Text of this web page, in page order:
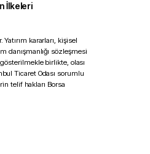
İlkeleri
kararları, kişisel
danışmanlığı sözleşmesi
birlikte, olası
Ticaret Odası sorumlu
telif hakları Borsa